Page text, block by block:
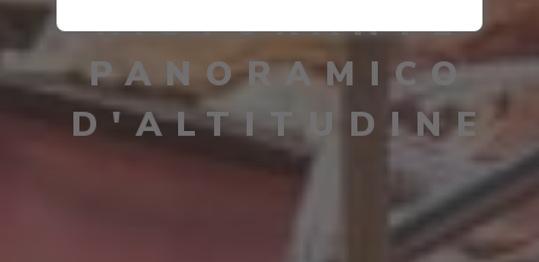
RISTORANTE
PANORAMICO
D'ALTITUDINE